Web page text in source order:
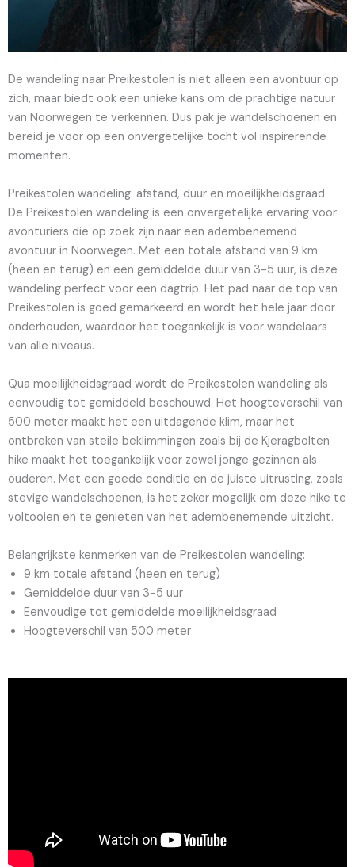
De wandeling naar Preikestolen is niet alleen een avontuur op
zich, maar biedt ook een unieke kans om de prachtige natuur
van Noorwegen te verkennen. Dus pak je wandelschoenen en
bereid je voor op een onvergetelijke tocht vol inspirerende
momenten.
Preikestolen wandeling: afstand, duur en moeilijkheidsgraad
De Preikestolen wandeling is een onvergetelijke ervaring voor
avonturiers die op zoek zijn naar een adembenemend
avontuur in Noorwegen. Met een totale afstand van 9 km
(heen en terug) en een gemiddelde duur van 3-5 uur, is deze
wandeling perfect voor een dagtrip. Het pad naar de top van
Preikestolen is goed gemarkeerd en wordt het hele jaar door
onderhouden, waardoor het toegankelijk is voor wandelaars
van alle niveaus.
Qua moeilijkheidsgraad wordt de Preikestolen wandeling als
eenvoudig tot gemiddeld beschouwd. Het hoogteverschil van
500 meter maakt het een uitdagende klim, maar het
ontbreken van steile beklimmingen zoals bij de Kjeragbolten
hike maakt het toegankelijk voor zowel jonge gezinnen als
ouderen. Met een goede conditie en de juiste uitrusting, zoals
stevige wandelschoenen, is het zeker mogelijk om deze hike te
voltooien en te genieten van het adembenemende uitzicht.
Belangrijkste kenmerken van de Preikestolen wandeling:
9 km totale afstand (heen en terug)
Gemiddelde duur van 3-5 uur
Eenvoudige tot gemiddelde moeilijkheidsgraad
Hoogteverschil van 500 meter